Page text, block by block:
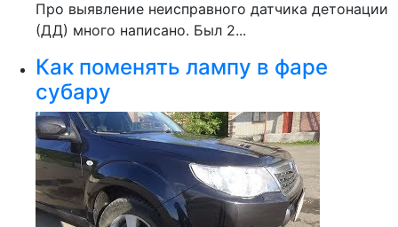
Про выявление неисправного датчика детонации
(ДД) много написано. Был 2...
Как поменять лампу в фаре
субару